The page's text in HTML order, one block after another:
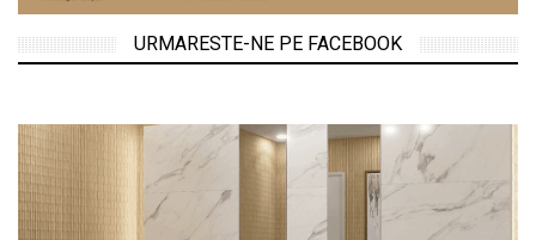
URMARESTE-NE PE FACEBOOK